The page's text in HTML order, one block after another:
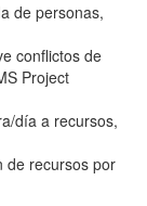
de personas,
conflictos de
Project
día a recursos,
de recursos por